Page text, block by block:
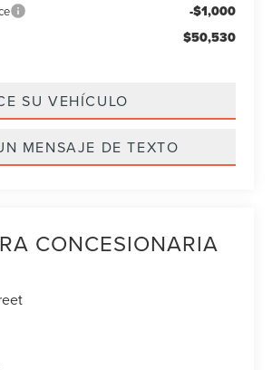
-$1,000
$50,530
SU VEHÍCULO
MENSAJE DE TEXTO
CONCESIONARIA